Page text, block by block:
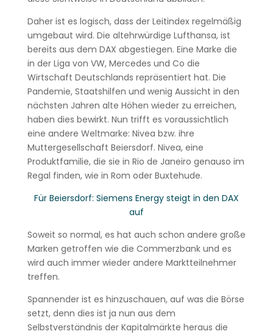
Daher ist es logisch, dass der Leitindex regelmäßig
umgebaut wird. Die altehrwürdige Lufthansa, ist
bereits aus dem DAX abgestiegen. Eine Marke die
in der Liga von VW, Mercedes und Co die
Wirtschaft Deutschlands repräsentiert hat. Die
Pandemie, Staatshilfen und wenig Aussicht in den
nächsten Jahren alte Höhen wieder zu erreichen,
haben dies bewirkt. Nun trifft es voraussichtlich
eine andere Weltmarke: Nivea bzw. ihre
Muttergesellschaft Beiersdorf. Nivea, eine
Produktfamilie, die sie in Rio de Janeiro genauso im
Regal finden, wie in Rom oder Buxtehude.
Für Beiersdorf: Siemens Energy steigt in den DAX
auf
Soweit so normal, es hat auch schon andere große
Marken getroffen wie die Commerzbank und es
wird auch immer wieder andere Marktteilnehmer
treffen.
Spannender ist es hinzuschauen, auf was die Börse
setzt, denn dies ist ja nun aus dem
Selbstverständnis der Kapitalmärkte heraus die